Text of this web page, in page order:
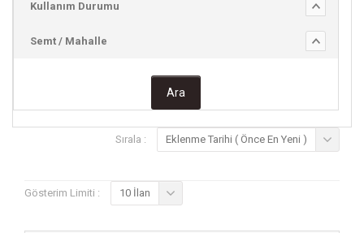
Kullanım Durumu
Semt / Mahalle
Sırala : Eklenme Tarihi ( Önce En Yeni )
Gösterim Limiti : 10 İlan